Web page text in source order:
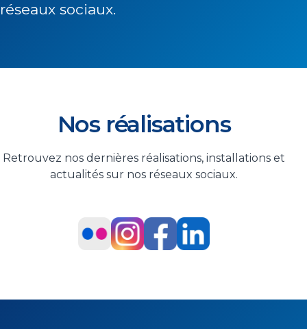
réseaux sociaux.
Nos réalisations
Retrouvez nos dernières réalisations, installations et
actualités sur nos réseaux sociaux.